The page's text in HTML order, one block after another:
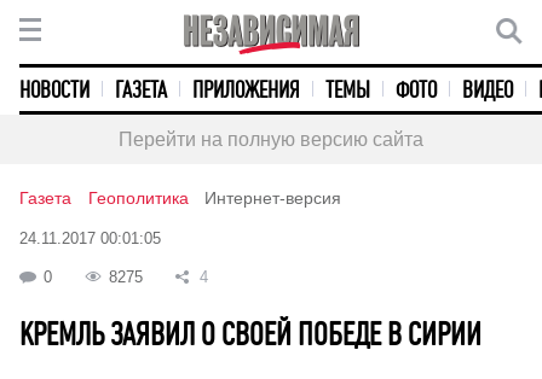
НОВОСТИ ГАЗЕТА ПРИЛОЖЕНИЯ ТЕМЫ ФОТО ВИДЕО
Перейти на полную версию сайта
Газета Геополитика Интернет-версия
24.11.2017 00:01:05
0 8275 4
КРЕМЛЬ ЗАЯВИЛ О СВОЕЙ ПОБЕДЕ В СИРИИ